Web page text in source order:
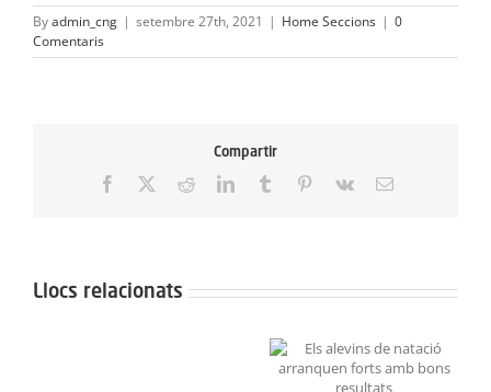
Byadmin_cng | setembre 27th, 2021 | Home Seccions | 0
Comentaris
Compartir
Facebook RedditLinkedInTumblr Pinterest
Vk Email:
Llocs relacionats
Grans resultats a la
Lliga de Figures Aleví i